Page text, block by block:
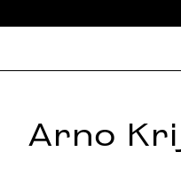
Arno